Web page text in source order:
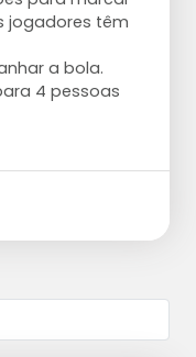
jogadores têm
a bola.
4 pessoas